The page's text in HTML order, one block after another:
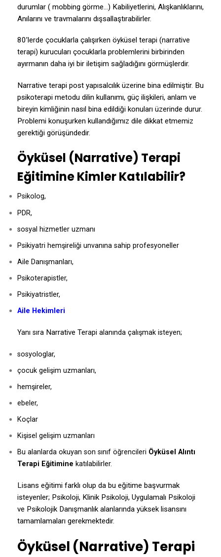
durumlar ( mobbing görme…) Kabiliyetlerini, Alışkanlıklarını,
Anılarını ve travmalarını dışsallaştırabilirler.
80’lerde çocuklarla çalışırken öyküsel terapi (narrative
terapi) kurucuları çocuklarla problemlerini birbirinden
ayırmanın daha iyi bir iletişim sağladığını görmüşlerdir.
Narrative terapi post yapısalcılık üzerine bina edilmiştir. Bu
psikoterapi metodu dilin kullanımı, güç ilişkileri, anlam ve
bireyin kimliğinin nasıl bina edildiği konuları üzerinde durur.
Problemi konuşurken kullandığımız dile dikkat etmemiz
gerektiği görüşündedir.
Öyküsel (Narrative) Terapi
Eğitimine Kimler Katılabilir?
Psikolog,
PDR,
sosyal hizmetler uzmanı
Psikiyatri hemşireliği unvanına sahip profesyoneller
Aile Danışmanları,
Psikoterapistler,
Psikiyatristler,
Aile Hekimleri
Yanı sıra Narrative Terapi alanında çalışmak isteyen;
sosyologlar,
çocuk gelişim uzmanları,
hemşireler,
ebeler,
Koçlar
Kişisel gelişim uzmanları
Bu alanlarda okuyan son sınıf öğrencileri Öyküsel Alıntı
Terapi Eğitimine katılabilirler.
Lisans eğitimi farklı olup da bu eğitime başvurmak
isteyenler; Psikoloji, Klinik Psikoloji, Uygulamalı Psikoloji
ve Psikolojik Danışmanlık alanlarında yüksek lisansını
tamamlamaları gerekmektedir.
Öyküsel (Narrative) Terapi